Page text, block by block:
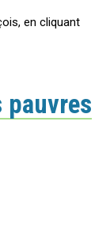
en cliquant
pauvres